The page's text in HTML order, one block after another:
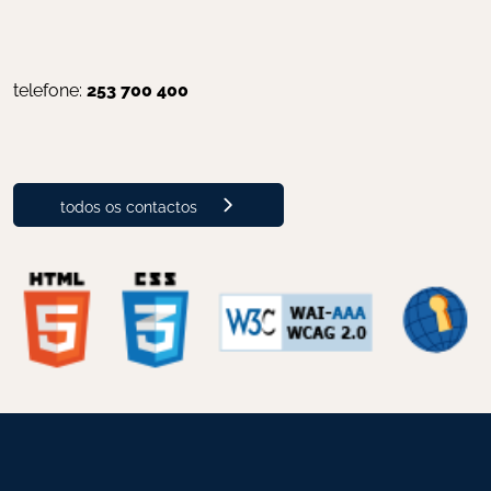
telefone: 253 700 400
todos os contactos